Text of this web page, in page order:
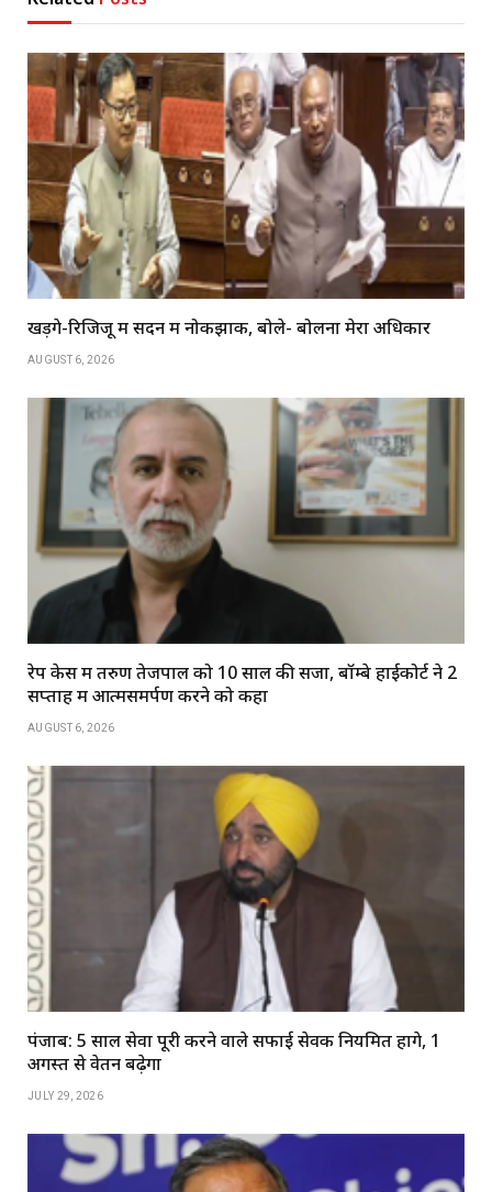
खड़गे-रिजिजू में सदन में नोकझोंक, बोले- बोलना मेरा अधिकार
AUGUST 6, 2026
रेप केस में तरुण तेजपाल को 10 साल की सजा, बॉम्बे हाईकोर्ट ने 2
सप्ताह में आत्मसमर्पण करने को कहा
AUGUST 6, 2026
पंजाब: 5 साल सेवा पूरी करने वाले सफाई सेवक नियमित होंगे, 1
अगस्त से वेतन बढ़ेगा
JULY 29, 2026